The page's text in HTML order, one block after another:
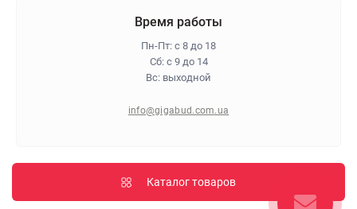
Политика конфиденциальности
Время работы
Пн-Пт: с 8 до 18
Сб: с 9 до 14
Вс: выходной
info@gigabud.com.ua
Каталог товаров